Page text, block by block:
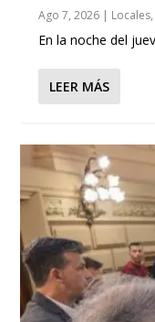
Ago 7, 2026 | Locales,
En la noche del
LEER MÁS